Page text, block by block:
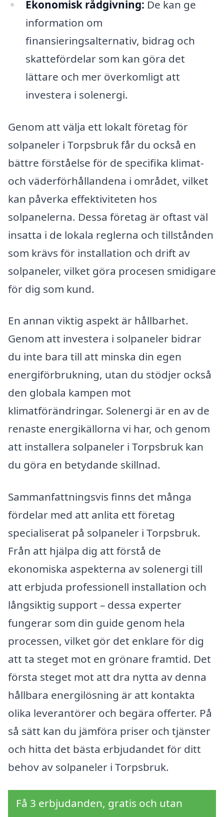
Ekonomisk rådgivning: De kan ge
information om
finansieringsalternativ, bidrag och
skattefördelar som kan göra det
lättare och mer överkomligt att
investera i solenergi.
Genom att välja ett lokalt företag för
solpaneler i Torpsbruk får du också en
bättre förståelse för de specifika klimat-
och väderförhållandena i området, vilket
kan påverka effektiviteten hos
solpanelerna. Dessa företag är oftast väl
insatta i de lokala reglerna och tillstånden
som krävs för installation och drift av
solpaneler, vilket göra procesen smidigare
för dig som kund.
En annan viktig aspekt är hållbarhet.
Genom att investera i solpaneler bidrar
du inte bara till att minska din egen
energiförbrukning, utan du stödjer också
den globala kampen mot
klimatförändringar. Solenergi är en av de
renaste energikällorna vi har, och genom
att installera solpaneler i Torpsbruk kan
du göra en betydande skillnad.
Sammanfattningsvis finns det många
fördelar med att anlita ett företag
specialiserat på solpaneler i Torpsbruk.
Från att hjälpa dig att förstå de
ekonomiska aspekterna av solenergi till
att erbjuda professionell installation och
långsiktig support – dessa experter
fungerar som din guide genom hela
processen, vilket gör det enklare för dig
att ta steget mot en grönare framtid. Det
första steget mot att dra nytta av denna
hållbara energilösning är att kontakta
olika leverantörer och begära offerter. På
så sätt kan du jämföra priser och tjänster
och hitta det bästa erbjudandet för ditt
behov av solpaneler i Torpsbruk.
Få 3 erbjudanden, gratis och utan